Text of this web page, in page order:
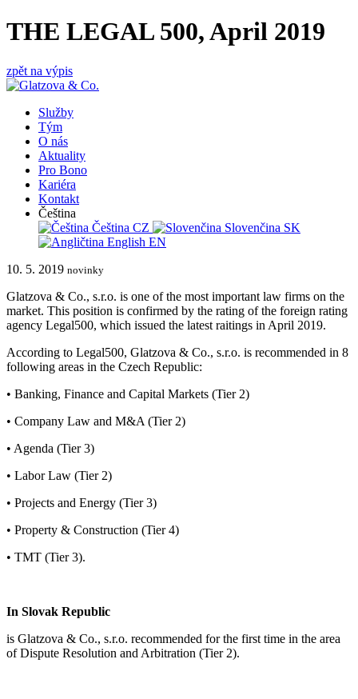
THE LEGAL 500, April 2019
zpět na výpis
Služby
Tým
O nás
Aktuality
Pro Bono
Kariéra
Kontakt
Čeština
Čeština CZ Slovenčina SK
English EN
10. 5. 2019 novinky
Glatzova & Co., s.r.o. is one of the most important law firms on the
market. This position is confirmed by the rating of the foreign rating
agency Legal500, which issued the latest raitings in April 2019.
According to Legal500, Glatzova & Co., s.r.o. is recommended in 8
following areas in the Czech Republic:
• Banking, Finance and Capital Markets (Tier 2)
• Company Law and M&A (Tier 2)
• Agenda (Tier 3)
• Labor Law (Tier 2)
• Projects and Energy (Tier 3)
• Property & Construction (Tier 4)
• TMT (Tier 3).
In Slovak Republic
is Glatzova & Co., s.r.o. recommended for the first time in the area
of ​​Dispute Resolution and Arbitration (Tier 2).